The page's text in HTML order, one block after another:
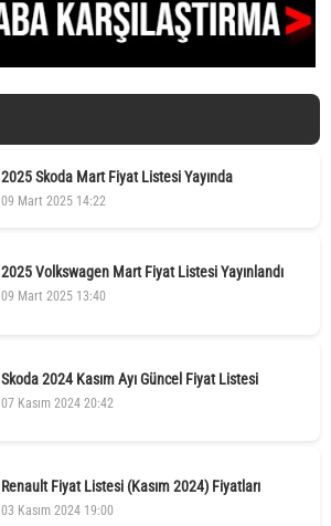
2025 Skoda Mart Fiyat Listesi Yayında
09 Mart 2025 14:22
2025 Volkswagen Mart Fiyat Listesi Yayınlandı
09 Mart 2025 13:40
Skoda 2024 Kasım Ayı Güncel Fiyat Listesi
07 Kasım 2024 20:42
Renault Fiyat Listesi (Kasım 2024) Fiyatları
03 Kasım 2024 19:00